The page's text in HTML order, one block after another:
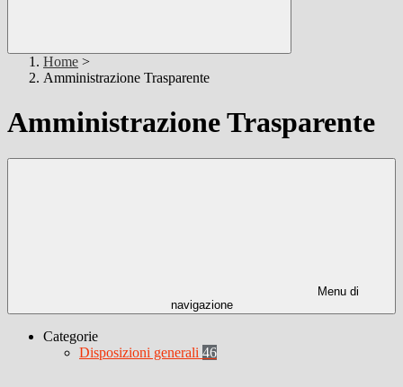
Home >
Amministrazione Trasparente
Amministrazione Trasparente
Menu di
navigazione
Categorie
Disposizioni generali 46